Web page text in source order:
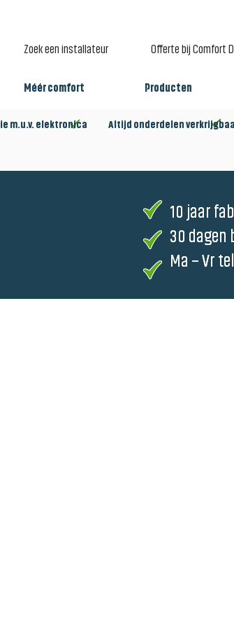
Zoek een installateur Offerte bij Comfort
Méér comfort Producten
m.u.v. elektronica Altijd onderdelen
10 jaar
30 dagen
Ma – Vr
10 jaar
30 dagen
Ma – Vr